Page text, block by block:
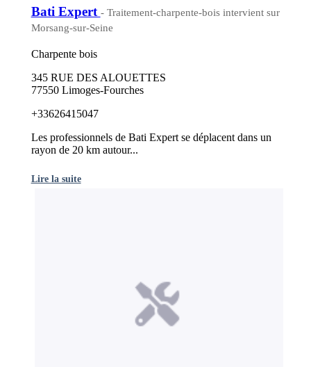
Bati Expert - Traitement-charpente-bois intervient sur
Morsang-sur-Seine
Charpente bois
345 RUE DES ALOUETTES
77550 Limoges-Fourches
+33626415047
Les professionnels de Bati Expert se déplacent dans un
rayon de 20 km autour...
Lire la suite